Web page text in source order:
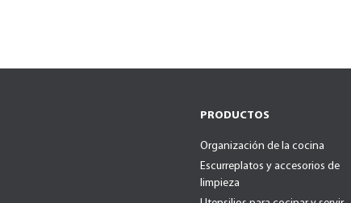
PRODUCTOS
Organización de la cocina
Escurreplatos y accesorios de
limpieza